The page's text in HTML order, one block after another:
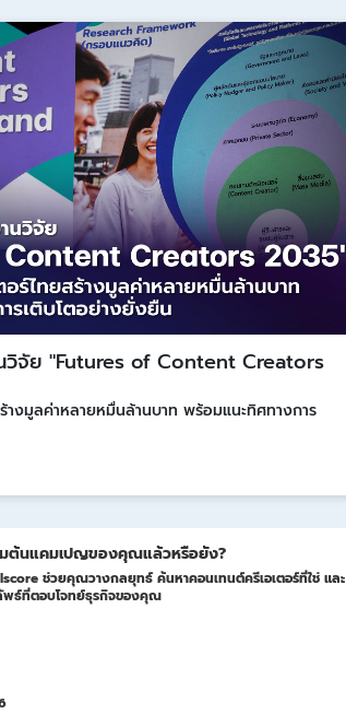
วิจัย "Futures of Content Creators
างมูลค่าหลายหมื่นล้านบาท พร้อมแนะทิศทางการ
มต้นแคมเปญของคุณแล้วหรือยัง?
ช่วยคุณวางกลยุทธ์ ค้นหาคอนเทนต์ครีเอเตอร์ที่ใช่ และ
พธ์ที่ตอบโจทย์ธุรกิจของคุณ